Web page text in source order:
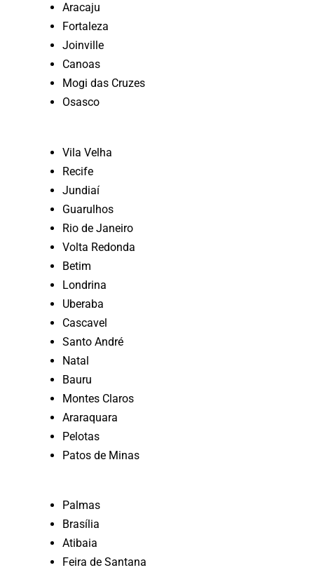
Aracaju
Fortaleza
Joinville
Canoas
Mogi das Cruzes
Osasco
Vila Velha
Recife
Jundiaí
Guarulhos
Rio de Janeiro
Volta Redonda
Betim
Londrina
Uberaba
Cascavel
Santo André
Natal
Bauru
Montes Claros
Araraquara
Pelotas
Patos de Minas
Palmas
Brasília
Atibaia
Feira de Santana